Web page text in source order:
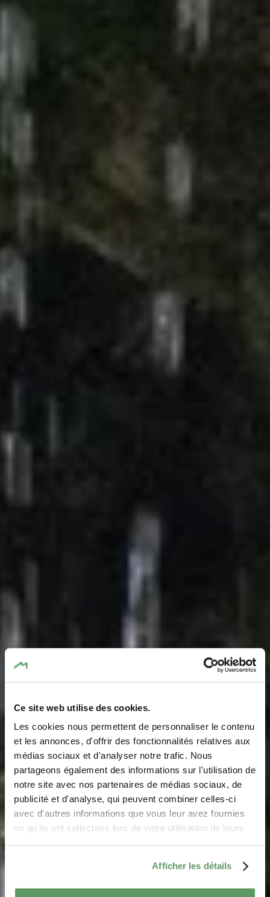
Ce site web utilise des cookies.
Les cookies nous permettent de personnaliser le contenu
et les annonces, d'offrir des fonctionnalités relatives aux
médias sociaux et d'analyser notre trafic. Nous
partageons également des informations sur l'utilisation de
notre site avec nos partenaires de médias sociaux, de
publicité et d'analyse, qui peuvent combiner celles-ci
avec d'autres informations que vous leur avez fournies
ou qu'ils ont collectées lors de votre utilisation de leurs
Afficher les détails
Informations pratiques